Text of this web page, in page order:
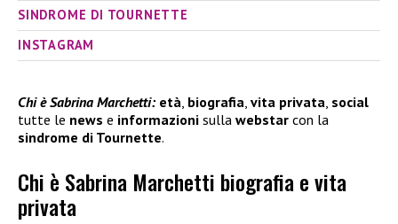
SINDROME DI TOURNETTE
INSTAGRAM
Chi è Sabrina Marchetti: età, biografia, vita privata, social
tutte le news e informazioni sulla webstar con la
sindrome di Tournette.
Chi è Sabrina Marchetti biografia e vita
privata